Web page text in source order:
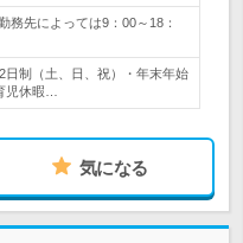
先によっては9：00～18：
制（土、日、祝）・年末年始
児休暇…
気になる